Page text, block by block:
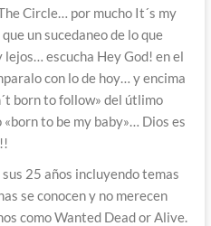
Circle… por mucho It´s my
un sucedaneo de lo que
escucha Hey God! en el
con lo de hoy… y encima
born to follow» del útlimo
to be my baby»… Dios es
25 años incluyendo temas
se conocen y no merecen
como Wanted Dead or Alive.